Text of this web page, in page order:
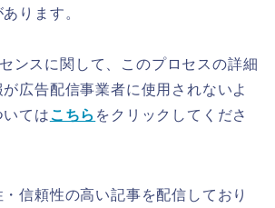
ります。
ンスに関して、このプロセスの詳細
広告配信事業者に使用されないよ
いてはこちら をクリックしてくださ
信頼性の高い記事を配信しており